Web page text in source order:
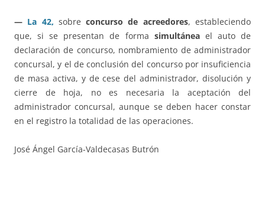
— La 42, sobreconcurso de acreedores, estableciendo
que, si se presentan de forma simultáneael auto de
declaración de concurso, nombramiento de administrador
concursal, y el de conclusión del concurso por insuficiencia
de masa activa, y de cese del administrador, disolución y
cierre de hoja, no es necesaria la aceptación del
administrador concursal, aunque se deben hacer constar
en el registro la totalidad de las operaciones.
José Ángel García-Valdecasas Butrón